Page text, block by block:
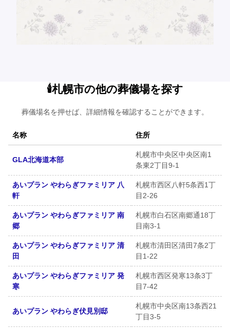
🕯️札幌市の他の葬儀場を探す
葬儀場名を押せば、詳細情報を確認することができます。
名称 住所
GLA北海道本部
札幌市中央区中央区南1
条東2丁目9-1
あいプラン やわらぎファミリア 八
軒
札幌市西区八軒5条西1丁
目2-26
あいプラン やわらぎファミリア 南
郷
札幌市白石区南郷通18丁
目南3-1
あいプラン やわらぎファミリア 清
田
札幌市清田区清田7条2丁
目1-22
あいプラン やわらぎファミリア 発
寒
札幌市西区発寒13条3丁
目7-42
あいプラン やわらぎ伏見別邸
札幌市中央区南13条西21
丁目3-5